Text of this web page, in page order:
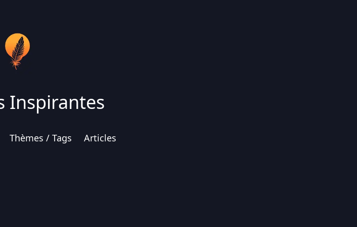
Inspirantes
Thèmes / Tags Articles